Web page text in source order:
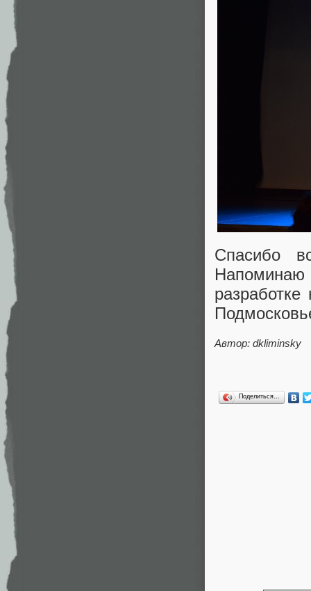
Спасибо
Автор: dkliminsky
Поделиться…